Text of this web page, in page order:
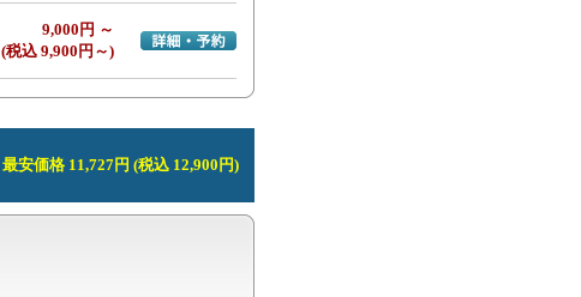
9,000円 ～
(税込 9,900円～)
詳細・予約へ
最安価格 11,727円 (税込 12,900円)